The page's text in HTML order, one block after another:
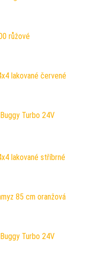
růžové
lakované červené
Turbo 24V
lakované stříbrné
85 cm oranžová
Turbo 24V